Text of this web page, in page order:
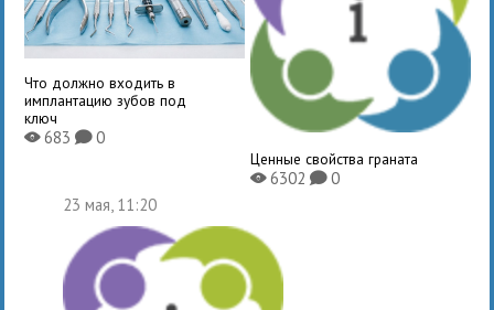
Что должно входить в
имплантацию зубов под
ключ
X683K0
Ценные свойства граната
X6302 K0
23 мая, 11:20